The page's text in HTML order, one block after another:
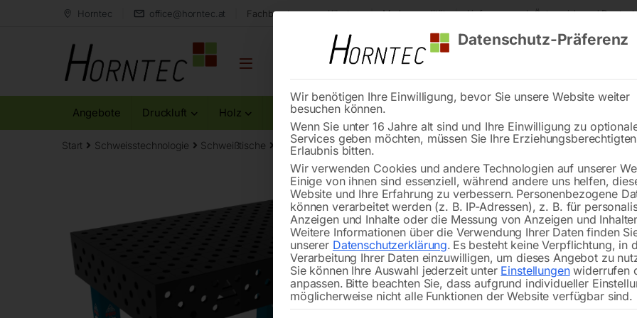
Horntec office@horntec.at Fachberatung aus Kärnten Markenqualität Lieferung nach Österreich und
Angebote Druckluft Holz Metall Reinigung
Start Schweisstechnologie Schweißtische Edelstahl Schweißtisch PLUS 1200×800 mm 28-diag
🔍
Edelstahl
Datenschutz-Präferenz
Wir benötigen Ihre Einwilligung, bevor Sie unsere Website weiter
besuchen können.
Wenn Sie unter 16 Jahre alt sind und Ihre Einwilligung zu
Services geben möchten, müssen Sie Ihre
Erlaubnis bitten.
Wir verwenden Cookies und andere Technologien auf unserer
Einige von ihnen sind essenziell, während andere uns helfen,
Website und Ihre Erfahrung zu verbessern. Personenbezogene
können verarbeitet werden (z. B. IP-Adressen), z. B. für
Anzeigen und Inhalte oder die Messung von Anzeigen und
Weitere Informationen über die Verwendung Ihrer Daten finden
unserer Datenschutzerklärung. Es besteht keine Verpflichtung, in
Verarbeitung Ihrer Daten einzuwilligen, um dieses Angebot zu
Sie können Ihre Auswahl jederzeit unter Einstellungenwiderrufen
anpassen. Bitte beachten Sie, dass aufgrund individueller
möglicherweise nicht alle Funktionen der Website verfügbar sind.